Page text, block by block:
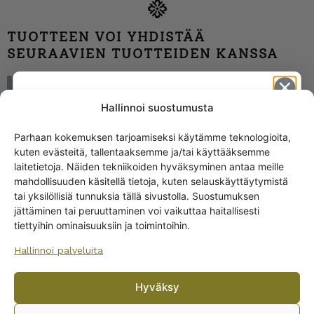
Hallinnoi suostumusta
Parhaan kokemuksen tarjoamiseksi käytämme teknologioita,
kuten evästeitä, tallentaaksemme ja/tai käyttääksemme
laitetietoja. Näiden tekniikoiden hyväksyminen antaa meille
mahdollisuuden käsitellä tietoja, kuten selauskäyttäytymistä
tai yksilöllisiä tunnuksia tällä sivustolla. Suostumuksen
jättäminen tai peruuttaminen voi vaikuttaa haitallisesti
tiettyihin ominaisuuksiin ja toimintoihin.
Hallinnoi palveluita
Hyväksy
TUOTTEEN VOI YHDISTÄÄ
SEURAAVIEN TUOTTEIDEN KANSSA
Arabia Ruska Lapissa
Get -5%
off?
Yes! I want the discount